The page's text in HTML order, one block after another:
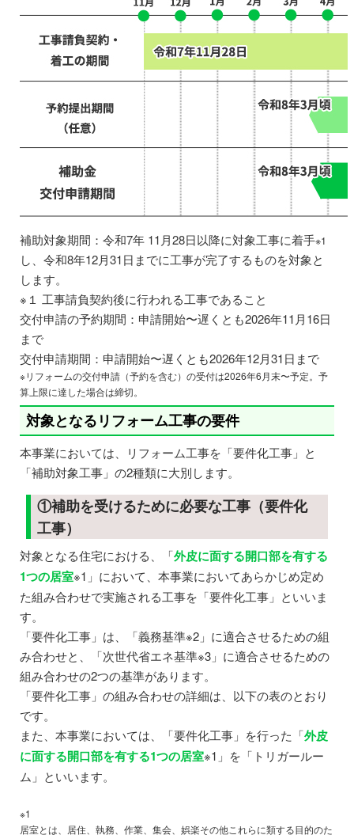
補助対象期間：令和7年 11月28日以降に対象工事に着手※1
し、令和8年12月31日までに工事が完了するものを対象と
します。
※１ 工事請負契約後に行われる工事であること
交付申請の予約期間：申請開始〜遅くとも2026年11月16日
まで
交付申請期間：申請開始〜遅くとも2026年12月31日まで
※リフォームの交付申請（予約を含む）の受付は2026年6月末〜予定。予
算上限に達した場合は締切。
対象となるリフォーム工事の要件
本事業においては、リフォーム工事を「要件化工事」と
「補助対象工事」の2種類に大別します。
①補助を受けるために必要な工事（要件化
工事）
対象となる住宅における、「外皮に面する開口部を有する
1つの居室※1」において、本事業においてあらかじめ定め
た組み合わせで実施される工事を「要件化工事」といいま
す。
「要件化工事」は、「義務基準※2」に適合させるための組
み合わせと、「次世代省エネ基準※3」に適合させるための
組み合わせの2つの基準があります。
「要件化工事」の組み合わせの詳細は、以下の表のとおり
です。
また、本事業においては、「要件化工事」を行った「外皮
に面する開口部を有する1つの居室※1」を「トリガールー
ム」といいます。
※1
居室とは、居住、執務、作業、集会、娯楽その他これらに類する目的のた